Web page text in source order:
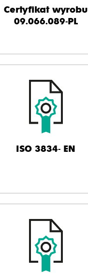
Certyfikat wyrobu
09.066.089-PL
ISO 3834- EN